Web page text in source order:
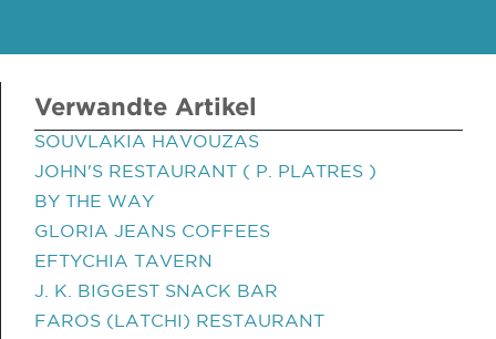
Verwandte Artikel
SOUVLAKIA HAVOUZAS
JOHN'S RESTAURANT ( P. PLATRES )
BY THE WAY
GLORIA JEANS COFFEES
EFTYCHIA TAVERN
J. K. BIGGEST SNACK BAR
FAROS (LATCHI) RESTAURANT